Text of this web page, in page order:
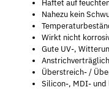
Haftet auf
Nahezu kein
Wirkt nicht
Gute UV-,
Anstrichverträglich
Überstreich- /
Silicon-, MDI-